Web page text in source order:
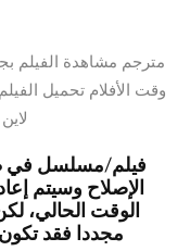
وقت الأفلام تحميل
فيلم/مسلسل في
الإصلاح وسيتم
الوقت الحالي،
مجددا فقد